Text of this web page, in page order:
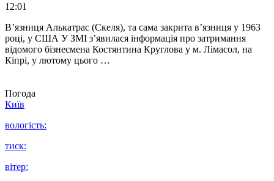
12:01
В’язниця Алькатрас (Скеля), та сама закрита в’язниця у 1963
році, у США У ЗМІ з’явилася інформація про затримання
відомого бізнесмена Костянтина Круглова у м. Лімасол, на
Кіпрі, у лютому цього …
Погода
Київ
вологість:
тиск:
вітер: